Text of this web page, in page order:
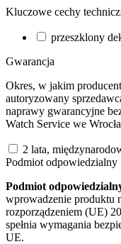
Kluczowe cechy
przeszklony
Gwarancja
Okres, w jakim
autoryzowany
naprawy gwarancyjne
Watch Service we
2 lata,
Podmiot odpowiedzialny
Podmiot
wprowadzenie produktu
rozporządzeniem (UE)
spełnia wymagania
UE.